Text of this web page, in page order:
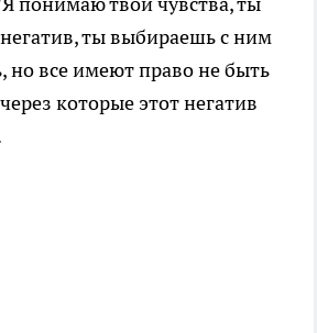
ты выбираешь с ним
но все имеют право не быть
которые этот негатив